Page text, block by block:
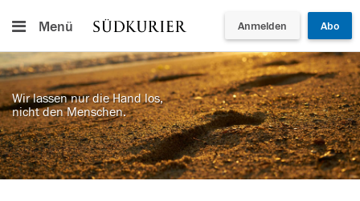
Menü Anmelden Abo
Wir lassen nur die Hand los,
nicht den Menschen.